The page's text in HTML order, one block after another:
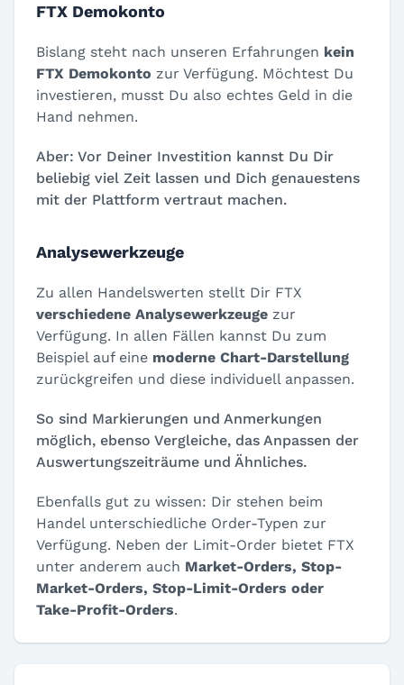
FTX Demokonto
Bislang steht nach unseren Erfahrungen kein
FTX Demokonto zur Verfügung. Möchtest Du
investieren, musst Du also echtes Geld in die
Hand nehmen.
Aber: Vor Deiner Investition kannst Du Dir
beliebig viel Zeit lassen und Dich genauestens
mit der Plattform vertraut machen.
Analysewerkzeuge
Zu allen Handelswerten stellt Dir FTX
verschiedene Analysewerkzeuge zur
Verfügung. In allen Fällen kannst Du zum
Beispiel auf eine moderne Chart-Darstellung
zurückgreifen und diese individuell anpassen.
So sind Markierungen und Anmerkungen
möglich, ebenso Vergleiche, das Anpassen der
Auswertungszeiträume und Ähnliches.
Ebenfalls gut zu wissen: Dir stehen beim
Handel unterschiedliche Order-Typen zur
Verfügung. Neben der Limit-Order bietet FTX
unter anderem auch Market-Orders, Stop-
Market-Orders, Stop-Limit-Orders oder
Take-Profit-Orders.